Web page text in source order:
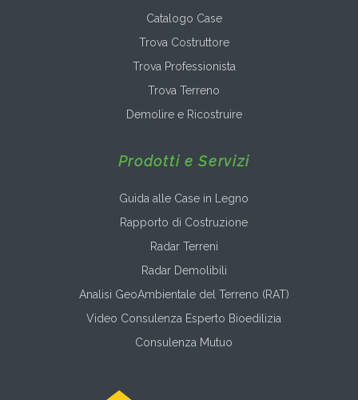
Catalogo Case
Trova Costruttore
Trova Professionista
Trova Terreno
Demolire e Ricostruire
Prodotti e Servizi
Guida alle Case in Legno
Rapporto di Costruzione
Radar Terreni
Radar Demolibili
Analisi GeoAmbientale del Terreno (RAT)
Video Consulenza Esperto Bioedilizia
Consulenza Mutuo